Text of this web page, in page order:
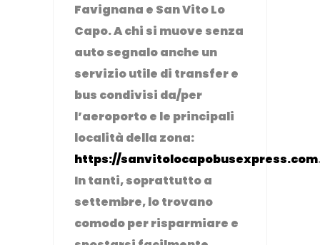
Favignana e San Vito Lo
Capo. A chi si muove senza
auto segnalo anche un
servizio utile di transfer e
bus condivisi da/per
l’aeroporto e le principali
località della zona:
https://sanvitolocapobusexpress.com
In tanti, soprattutto a
settembre, lo trovano
comodo per risparmiare e